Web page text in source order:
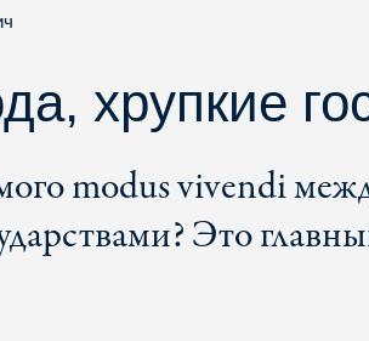
хрупкие
modus vivendi
Это